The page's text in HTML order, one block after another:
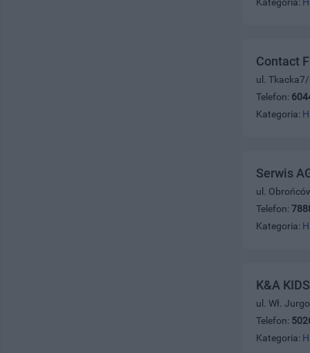
Contact
ul.
Telefon:
Kategoria:
Serwis
ul.
Telefon:
Kategoria:
K&A
ul. Wł.
Telefon:
Kategoria: